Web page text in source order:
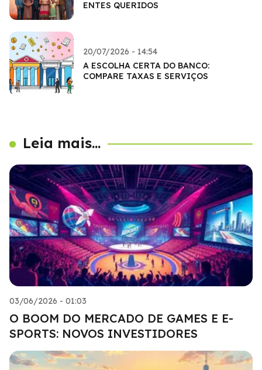
ENTES QUERIDOS
20/07/2026 - 14:54
A ESCOLHA CERTA DO BANCO:
COMPARE TAXAS E SERVIÇOS
Leia mais...
03/06/2026 - 01:03
O BOOM DO MERCADO DE GAMES E E-
SPORTS: NOVOS INVESTIDORES